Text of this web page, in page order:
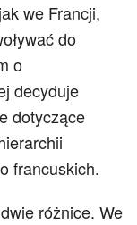
we Francji,
do
o
decyduje
dotyczące
francuskich.
różnice. We